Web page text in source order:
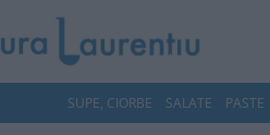
SUPE, CIORBE SALATE PASTE